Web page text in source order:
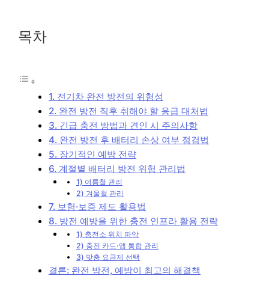
목차
1. 전기차 완전 방전의 위험성
2. 완전 방전 직후 취해야 할 응급 대처법
3. 긴급 충전 방법과 견인 시 주의사항
4. 완전 방전 후 배터리 손상 여부 점검법
5. 장기적인 예방 전략
6. 계절별 배터리 방전 위험 관리법
1) 여름철 관리
2) 겨울철 관리
7. 보험·보증 제도 활용법
8. 방전 예방을 위한 충전 인프라 활용 전략
1) 충전소 위치 파악
2) 충전 카드·앱 통합 관리
3) 맞춤 요금제 선택
결론: 완전 방전, 예방이 최고의 해결책